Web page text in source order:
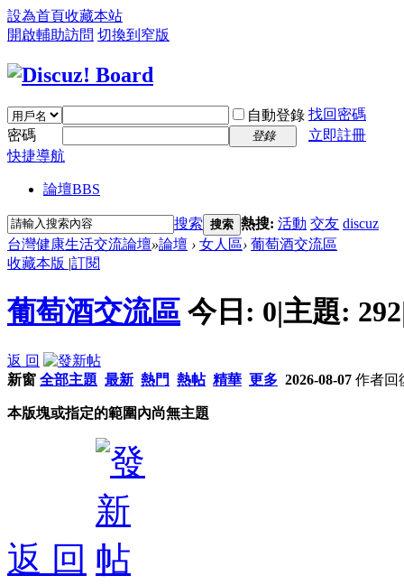
設為首頁收藏本站
開啟輔助訪問 切換到窄版
自動登錄 找回密碼
密碼
登錄
立即註冊
快捷導航
論壇BBS
搜索 搜索 熱搜: 活動 交友 discuz
台灣健康生活交流論壇»論壇 › 女人區› 葡萄酒交流區
收藏本版 |訂閱
葡萄酒交流區 今日: 0|主題: 292
返 回
新窗 全部主題 最新 熱門 熱帖 精華 更多 2026-08-07 作者回
本版塊或指定的範圍內尚無主題
返 回